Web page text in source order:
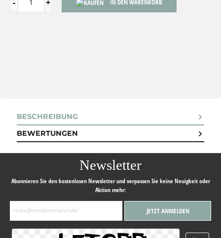
IN DEN WARENKORB
BESCHREIBUNG
BEWERTUNGEN
Newsletter
Abonnieren Sie den kostenlosen Newsletter und verpassen Sie keine Neuigkeit oder
Aktion mehr:
Mail-
Adresse*
JETZT ANMELDEN